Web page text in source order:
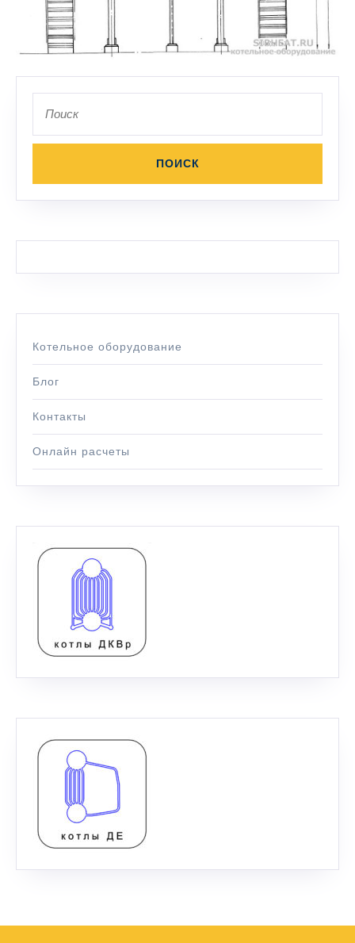
по:
Котельное оборудование
Блог
Контакты
Онлайн расчеты